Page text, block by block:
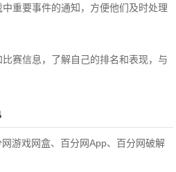
重要事件的通知，方便他们及时处理
赛信息，了解自己的排名和表现，与
游戏网盒、百分网App、百分网破解